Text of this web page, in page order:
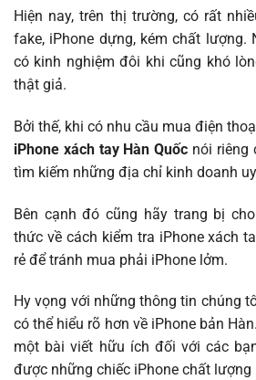
Hiện nay, trên thị trường, có rất
fake, iPhone dựng, kém chất lượng.
có kinh nghiệm đôi khi cũng khó
thật giả.
Bởi thế, khi có nhu cầu mua điện
iPhone xách tay Hàn Quốc nói riêng
tìm kiếm những địa chỉ kinh doanh
Bên cạnh đó cũng hãy trang bị
thức về cách kiểm tra iPhone xách
rẻ để tránh mua phải iPhone lởm.
Hy vọng với những thông tin chúng
có thể hiểu rõ hơn về iPhone bản
một bài viết hữu ích đối với các
được những chiếc iPhone chất lượng